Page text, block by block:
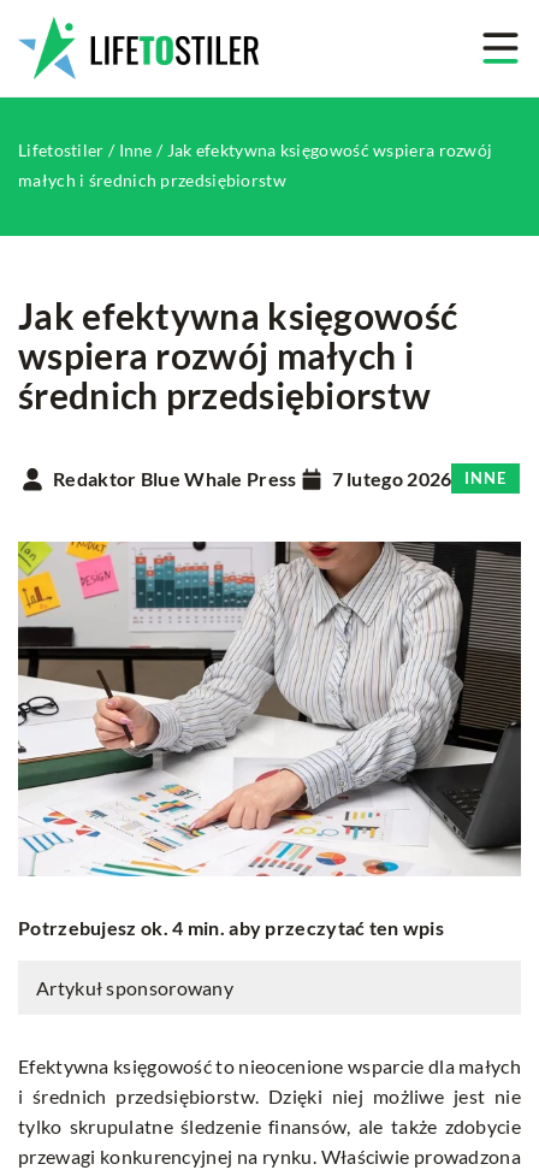
Lifetostiler / Inne / Jak efektywna księgowość wspiera rozwój
małych i średnich przedsiębiorstw
Jak efektywna księgowość
wspiera rozwój małych i
średnich przedsiębiorstw
Redaktor Blue Whale Press 7 lutego 2026 INNE
Potrzebujesz ok. 4 min. aby przeczytać ten wpis
Artykuł sponsorowany
Efektywna księgowość to nieocenione wsparcie dla małych
i średnich przedsiębiorstw. Dzięki niej możliwe jest nie
tylko skrupulatne śledzenie finansów, ale także zdobycie
przewagi konkurencyjnej na rynku. Właściwie prowadzona